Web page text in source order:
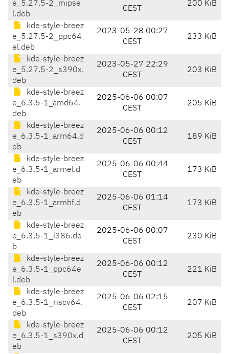
e_5.27.5-2_mipse
l.deb
CEST
200 KiB
kde-style-breez
e_5.27.5-2_ppc64
el.deb
2023-05-28 00:27
CEST
233 KiB
kde-style-breez
e_5.27.5-2_s390x.
deb
2023-05-27 22:29
CEST
203 KiB
kde-style-breez
e_6.3.5-1_amd64.
deb
2025-06-06 00:07
CEST
205 KiB
kde-style-breez
e_6.3.5-1_arm64.d
eb
2025-06-06 00:12
CEST
189 KiB
kde-style-breez
e_6.3.5-1_armel.d
eb
2025-06-06 00:44
CEST
173 KiB
kde-style-breez
e_6.3.5-1_armhf.d
eb
2025-06-06 01:14
CEST
173 KiB
kde-style-breez
e_6.3.5-1_i386.de
b
2025-06-06 00:07
CEST
230 KiB
kde-style-breez
e_6.3.5-1_ppc64e
l.deb
2025-06-06 00:12
CEST
221 KiB
kde-style-breez
e_6.3.5-1_riscv64.
deb
2025-06-06 02:15
CEST
207 KiB
kde-style-breez
e_6.3.5-1_s390x.d
eb
2025-06-06 00:12
CEST
205 KiB